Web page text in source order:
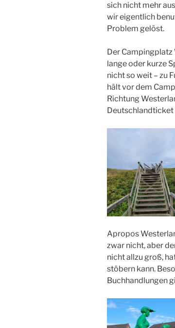
sich nicht mehr
wir eigentlich
Problem gelöst.
Der Campingplatz
lange oder kurze
nicht so weit – zu
hält vor dem
Richtung
Deutschlandticket
Apropos
zwar nicht, aber
nicht allzu groß,
stöbern kann.
Buchhandlungen